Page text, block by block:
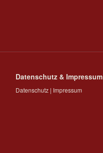
Datenschutz & Impressum
Datenschutz | Impressum